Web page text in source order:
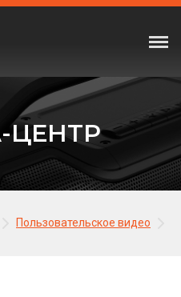
ЦЕНТР
Пользовательское видео